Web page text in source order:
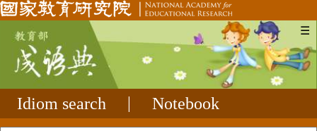
☰
Idiom search Notebook